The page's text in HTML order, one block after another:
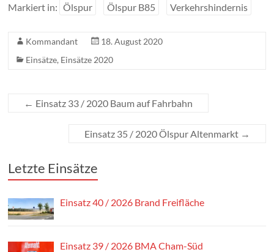
Markiert in: Ölspur Ölspur B85 Verkehrshindernis
Kommandant
18. August 2020
Einsätze, Einsätze 2020
← Einsatz 33 / 2020 Baum auf Fahrbahn
Einsatz 35 / 2020 Ölspur Altenmarkt →
Letzte Einsätze
Einsatz 40 / 2026 Brand Freifläche
Einsatz 39 / 2026 BMA Cham-Süd